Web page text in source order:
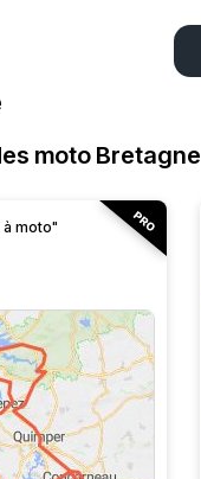
moto Bretagne
à moto"